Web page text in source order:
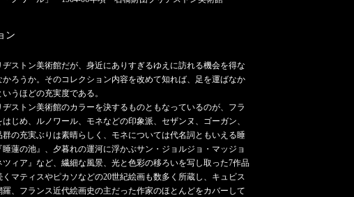
ン
ストン美術館だが、身近にありすぎるゆえに訪れる機会を得な
ろうか。そのコレクション内容を改めて知れば、足を運ばなか
うほどの充実度である。
ストン美術館のカラーを決するものともなっているのが、フラ
じめ、ルノワール、モネなどの印象派、セザンヌ、ゴーガン、
の充実ぶりは素晴らしく、モネについては代名詞ともいえる睡
蓮の池』、夕暮れの運河に浮かぶサン・ジョルジョ・マッジョ
ィア』など、繊細な風景、光と色彩の移ろいを写し取った7作品
マティスやピカソなどの20世紀絵画も数多く所蔵し、キュビス
、フランス近代絵画史の主だった作家のほとんどをカバーして